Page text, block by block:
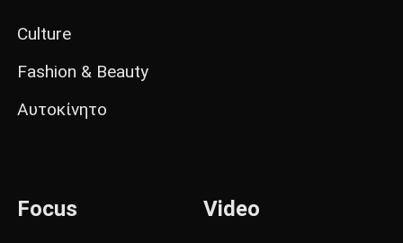
Culture
Fashion & Beauty
Αυτοκίνητο
Focus Video